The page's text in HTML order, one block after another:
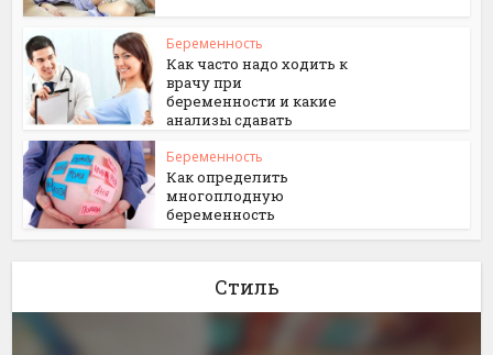
Беременность
Как часто надо ходить к
врачу при
беременности и какие
анализы сдавать
Беременность
Как определить
многоплодную
беременность
Стиль